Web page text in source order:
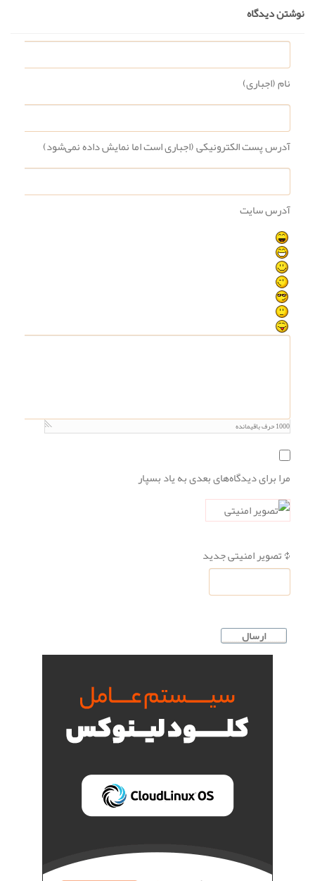
نوشتن دیدگاه
نام (اجباری)
آدرس پست الکترونیکی (اجباری است اما نمایش داده نمی‌شود)
آدرس سایت
1000حرف باقیمانده
مرا برای دیدگاه‌های بعدی به یاد بسپار
تصویر امنیتی جدید
ارسال